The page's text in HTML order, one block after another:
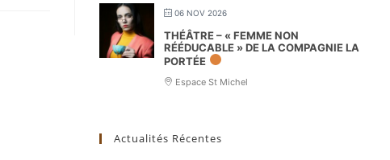
06 NOV 2026
THÉÂTRE – « FEMME NON
RÉÉDUCABLE » DE LA COMPAGNIE LA
PORTÉE
Espace St Michel
Actualités Récentes